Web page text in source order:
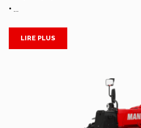
• …
LIRE PLUS